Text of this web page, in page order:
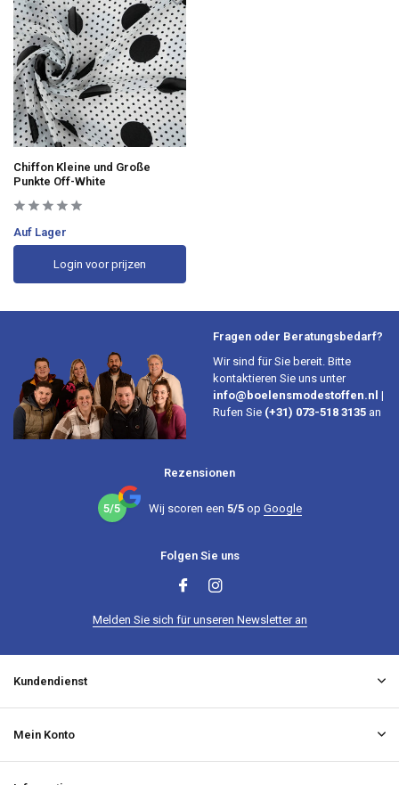
Chiffon Kleine und Große
Punkte Off-White
Auf Lager
Login voor prijzen
Fragen oder Beratungsbedarf?
Wir sind für Sie bereit. Bitte
kontaktieren Sie uns unter
info@boelensmodestoffen.nl |
Rufen Sie (+31) 073-518 3135 an
Rezensionen
5/5 Wij scoren een 5/5op Google
Folgen Sie uns
Melden Sie sich für unseren Newsletter an
Kundendienst
Mein Konto